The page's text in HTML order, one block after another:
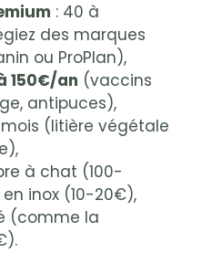
: 40 à
des marques
ou ProPlan),
150€/an (vaccins
antipuces),
mois (litière végétale
à chat (100-
inox (10-20€),
(comme la